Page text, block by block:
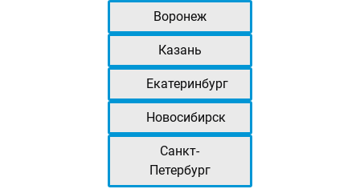
Воронеж
Казань
Екатеринбург
Новосибирск
Санкт-
Петербург